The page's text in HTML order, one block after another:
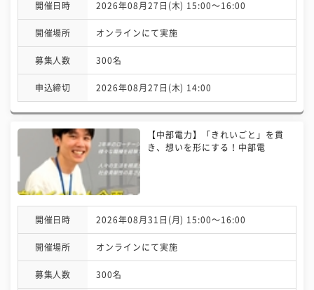
開催日時 2026年08月27日(木) 15:00〜16:00
開催場所 オンラインにて実施
募集人数 300名
申込締切 2026年08月27日(木) 14:00
【中部電力】「きれいごと」を貫
き、想いを形にする！中部電
開催日時 2026年08月31日(月) 15:00〜16:00
開催場所 オンラインにて実施
募集人数 300名